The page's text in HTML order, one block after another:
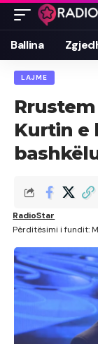
Ballina
LAJME
Kurtin e
Përditësimi i fundit:
RadioStar